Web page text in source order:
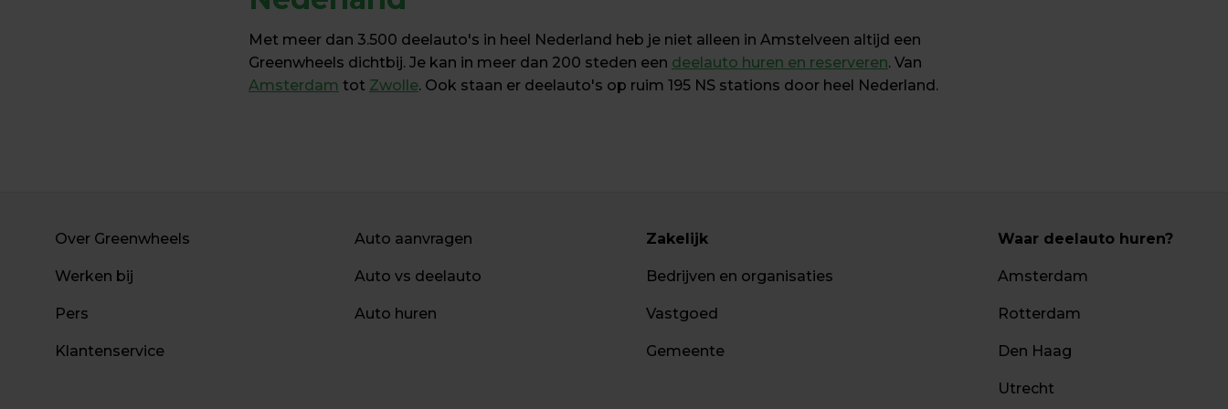
Met meer dan 3.500 deelauto's in heel Nederland heb je niet alleen in Amstelveen altijd een
Greenwheels dichtbij. Je kan in meer dan 200 steden een deelauto huren en reserveren
Amsterdam tot Zwolle. Ook staan er deelauto's op ruim 195 NS stations door heel Nederland.
Over Greenwheels
Werken bij
Pers
Klantenservice
Auto aanvragen
Auto vs deelauto
Auto huren
Zakelijk
Bedrijven en organisaties
Vastgoed
Gemeente
Waar deelauto huren?
Amsterdam
Rotterdam
Den Haag
Utrecht